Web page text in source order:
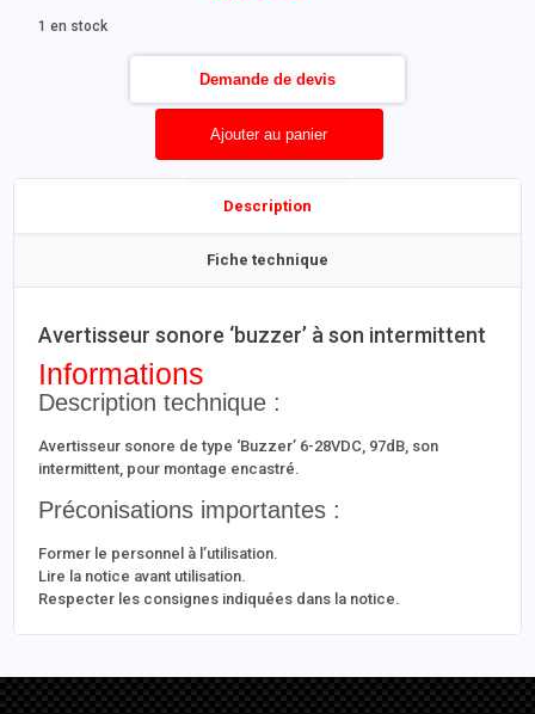
1 en stock
Ajouter au panier
Demande de devis
Description
Fiche technique
Avertisseur sonore ‘buzzer’ à son intermittent
Informations
Description technique :
Avertisseur sonore de type ‘Buzzer’ 6-28VDC, 97dB, son
intermittent, pour montage encastré.
Préconisations importantes :
Former le personnel à l’utilisation.
Lire la notice avant utilisation.
Respecter les consignes indiquées dans la notice.